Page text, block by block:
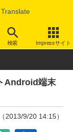
Translate
検索 Impressサイト
モバイル端末
Android端末
（2013/9/20 14:15）